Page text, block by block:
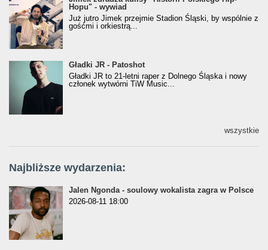
Hopu" - wywiadHopu" - wywiad
Już jutro Jimek przejmie Stadion Śląski, by wspólnie z
gośćmi i orkiestrą...
Gładki JR - Patoshot
Gładki JR - Patoshot
Gładki JR to 21-letni raper z Dolnego Śląska i nowy
członek wytwórni TiW Music...
wszystkie
Najbliższe wydarzenia:
Jalen Ngonda - soulowy wokalista zagra w Polsce
2026-08-11 18:00